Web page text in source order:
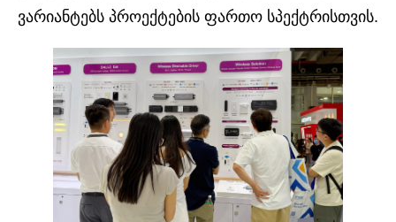
ვარიანტებს პროექტების ფართო სპექტრისთვის.